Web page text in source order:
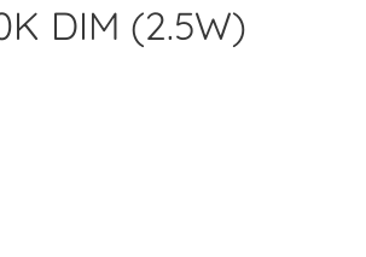
DIM (2.5W)